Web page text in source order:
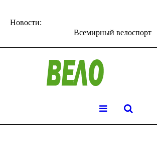
Новости:
Всемирный велоспорт